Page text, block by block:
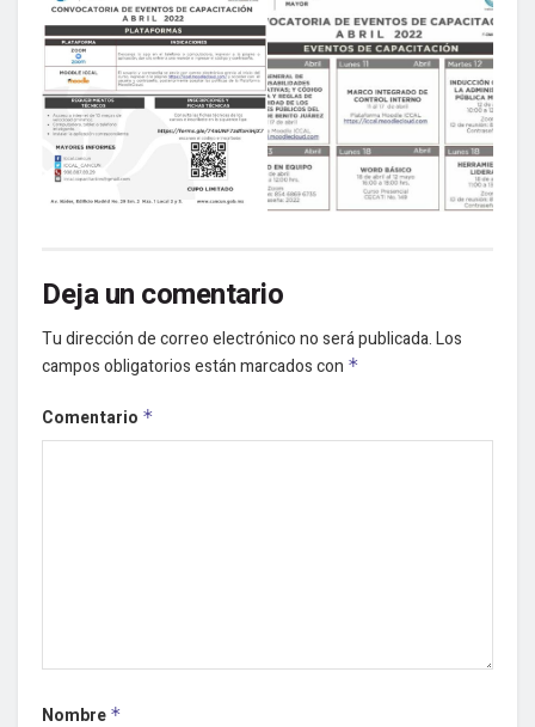
Deja un comentario
Tu dirección de correo electrónico no será publicada.Los
campos obligatorios están marcados con *
Comentario *
Nombre *